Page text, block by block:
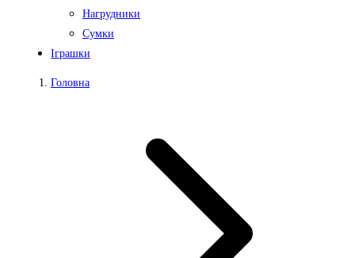
Нагрудники
Сумки
Іграшки
Головна